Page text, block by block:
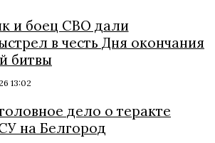
и боец СВО дали
в честь Дня окончания
битвы
13:02
дело о теракте
на Белгород